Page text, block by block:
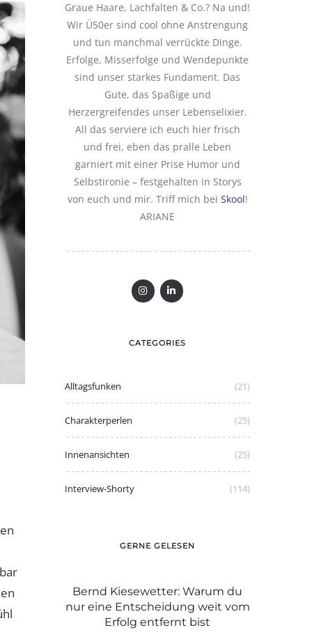
Graue Haare, Lachfalten & Co.? Na und!
Wir Ü50er sind cool ohne Anstrengung
und tun manchmal verrückte Dinge.
Erfolge, Misserfolge und Wendepunkte
sind unser starkes Fundament. Das
Gute, das Spaßige und
Herzergreifendes unser Lebenselixier.
All das serviere ich euch hier frisch
und frei, eben das pralle Leben
garniert mit einer Prise Humor und
Selbstironie – festgehalten in Storys
von euch und mir. Triff mich bei Skool!
ARIANE
CATEGORIES
Alltagsfunken (21)
Charakterperlen (25)
Innenansichten (25)
Interview-Shorty (114)
GERNE GELESEN
Warum du
weit vom
bist
Graue Haare: mit Stolz tragen wie
Caroline oder färben?